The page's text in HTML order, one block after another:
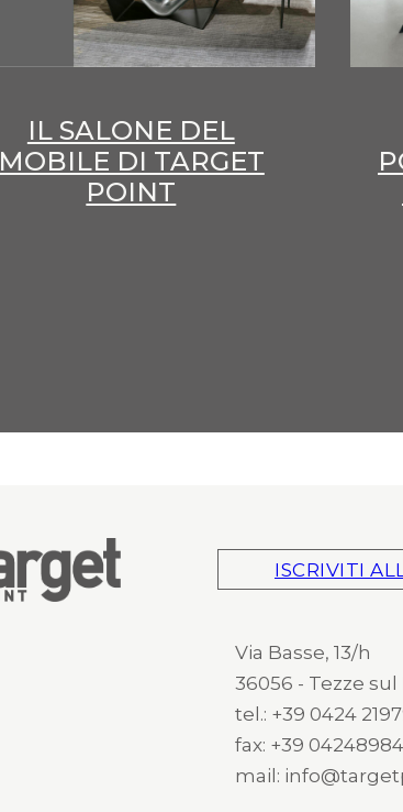
IL SALONE DEL
MOBILE DI TARGET
POINT
ISCRIVITI
Via Basse, 13/h
36056 - Tezze
tel.: +39 0424
fax: +39
mail: